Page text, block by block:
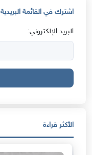
اشترك في القائمة البريدية
البريد الإلكتروني:
الأكثر قراءة